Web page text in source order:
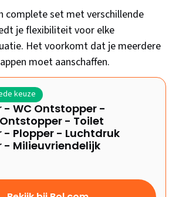
complete set met verschillende
je flexibiliteit voor elke
Het voorkomt dat je meerdere
moet aanschaffen.
keuze
- WC Ontstopper -
- Toilet
- Plopper - Luchtdruk
- Milieuvriendelijk